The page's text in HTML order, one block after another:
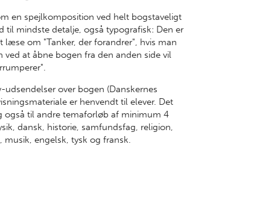
en spejlkomposition ved helt bogstaveligt
mindste detalje, også typografisk: Den er
om "Tanker, der forandrer", hvis man
ved at åbne bogen fra den anden side vil
udsendelser over bogen (Danskernes
er henvendt til elever. Det
også til andre temaforløb af minimum 4
dansk, historie, samfundsfag, religion,
engelsk, tysk og fransk.